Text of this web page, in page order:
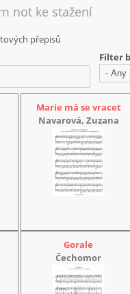
not ke stažení
přepisů
Filter
Marie má se vracet
Navarová, Zuzana
Gorale
Čechomor